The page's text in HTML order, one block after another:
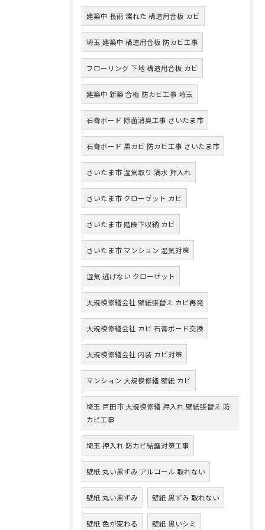
建築中 長雨 濡れた 構造用合板 カビ
埼玉 建築中 構造用合板 防カビ工事
フローリング 下地 構造用合板 カビ
建築中 新築 合板 防カビ工事 埼玉
石膏ボード 除菌消臭工事 さいたま市
石膏ボード 黒カビ 防カビ工事 さいたま市
さいたま市 湿気取り 満水 押入れ
さいたま市 クローゼット カビ
さいたま市 階段下収納 カビ
さいたま市 マンション 湿気対策
湿気 逃げない クローゼット
大規模修繕会社 壁紙張替え カビ再発
大規模修繕会社 カビ 石膏ボード交換
大規模修繕会社 内装 カビ対策
マンション 大規模修繕 壁紙 カビ
埼玉 戸田市 大規模修繕 押入れ 壁紙張替え 防
カビ工事
埼玉 押入れ 防カビ結露対策工事
壁紙 丸い黒ずみ アルコール 取れない
壁紙 丸い黒ずみ 壁紙 黒ずみ 取れない
壁紙 色が変わる 壁紙 黒いシミ